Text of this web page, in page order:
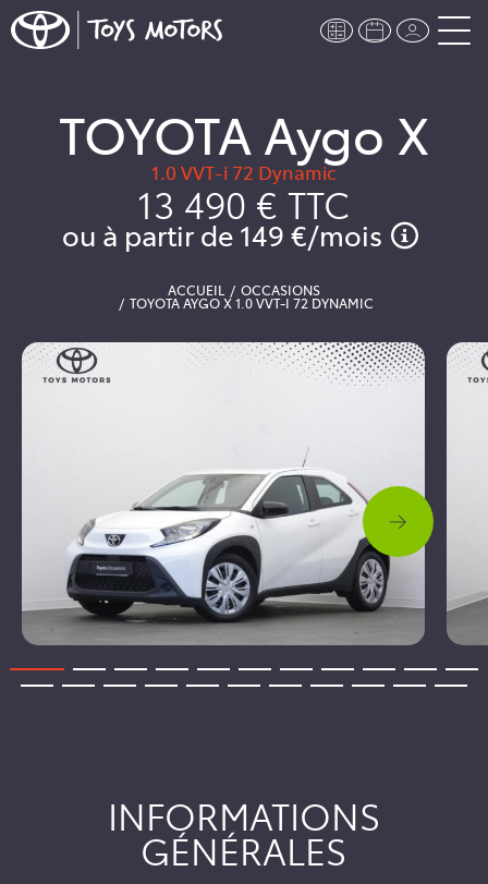
TOYOTA Aygo X
1.0 VVT-i 72 Dynamic
13 490 € TTC
ou à partir de 149 €/mois
ACCUEIL OCCASIONS
TOYOTA AYGO X 1.0 VVT-I 72 DYNAMIC
INFORMATIONS
GÉNÉRALES